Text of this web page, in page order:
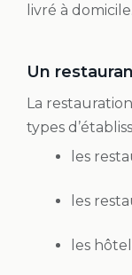
livré à domicile.
Un
La
types
les
les
les